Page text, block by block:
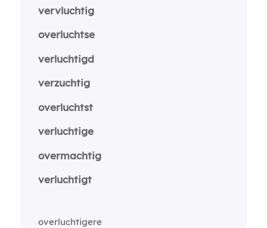
vervluchtig
overluchtse
verluchtigd
verzuchtig
overluchtst
verluchtige
overmachtig
verluchtigt
overluchtigere